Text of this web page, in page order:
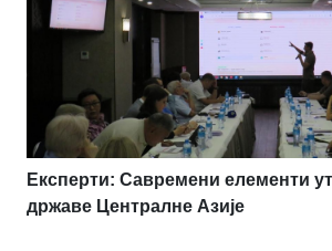
Експерти: Савремени елементи
државе Централне Азије